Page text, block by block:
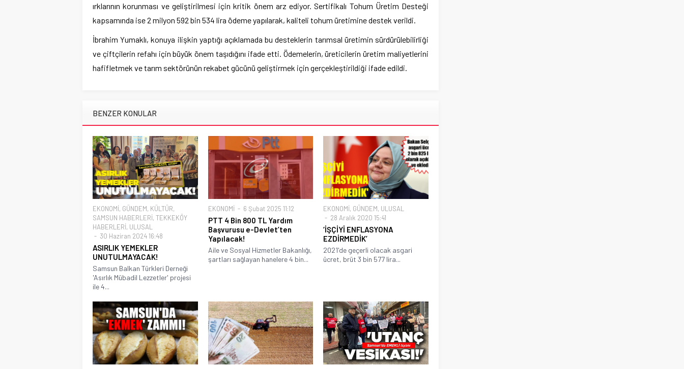
ırklarının korunması ve geliştirilmesi için kritik önem arz ediyor. Sertifikalı Tohum Üretim Desteği
kapsamında ise 2 milyon 592 bin 534 lira ödeme yapılarak, kaliteli tohum üretimine destek verildi.
İbrahim Yumaklı, konuya ilişkin yaptığı açıklamada bu desteklerin tarımsal üretimin sürdürülebilirliği
ve çiftçilerin refahı için büyük önem taşıdığını ifade etti. Ödemelerin, üreticilerin üretim maliyetlerini
hafifletmek ve tarım sektörünün rekabet gücünü geliştirmek için gerçekleştirildiği ifade edildi.
BENZER KONULAR
EKONOMİ, GÜNDEM, KÜLTÜR,
SAMSUN HABERLERİ, TEKKEKÖY
HABERLERİ, ULUSAL
30 Haziran 2024 16:48
ASIRLIK YEMEKLER
UNUTULMAYACAK!
Samsun Balkan Türkleri Derneği
'Asırlık Mübadil Lezzetler' projesi
ile 4...
EKONOMİ 6 Şubat 2025 11:12
PTT 4 Bin 800 TL Yardım
Başvurusu e-Devlet’ten
Yapılacak!
Aile ve Sosyal Hizmetler Bakanlığı,
şartları sağlayan hanelere 4 bin...
EKONOMİ, GÜNDEM, ULUSAL
28 Aralık 2020 15:41
‘İŞÇİYİ ENFLASYONA
EZDİRMEDİK’
2021'de geçerli olacak asgari
ücret, brüt 3 bin 577 lira...